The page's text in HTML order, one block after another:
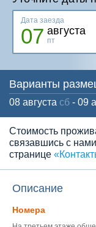
Дата заезда
07 августа
пт
Варианты
08 августа сб - 09
Стоимость
связавшиcь с
странице
Описание
Номера
+7 (495) 646-74-40
Петербург
+7 (812) 418-22-18